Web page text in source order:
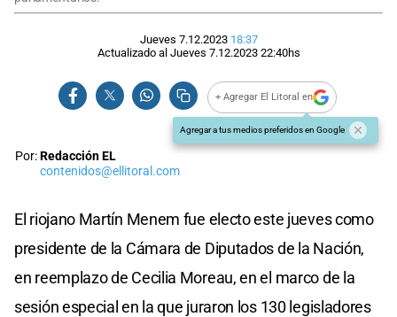
Jueves 7.12.2023 18:37
Actualizado al Jueves 7.12.2023 22:40hs
+ Agregar El Litoral en
Agregar a tus medios preferidos en Google
Por:Redacción EL
contenidos@ellitoral.com
El riojano Martín Menem fue electo este jueves como
presidente de la Cámara de Diputados de la Nación,
en reemplazo de Cecilia Moreau, en el marco de la
sesión especial en la que juraron los 130 legisladores